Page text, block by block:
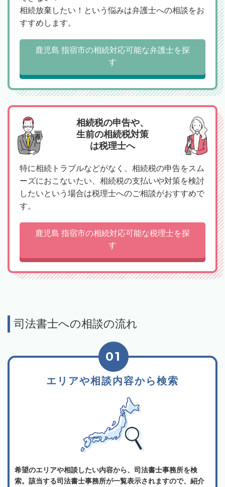
相続放棄したい！という悩みは弁護士への相談をお
すすめします。
鹿児島 指宿市の相続対応可能な弁護士を探
す
相続税の申告や、
生前の相続税対策
は税理士へ
特に相続トラブルなどがなく、相続税の申告をスム
ーズにおこないたい、相続税の支払いや対策を検討
したいという場合は税理士へのご相談がおすすめで
す。
鹿児島 指宿市の相続対応可能な税理士を探
す
司法書士への相談の流れ
エリアや相談内容から検索
01
希望のエリアや相談したい内容から、司法書士事務所を検
索。該当する司法書士事務所が一覧表示されますので、紹介